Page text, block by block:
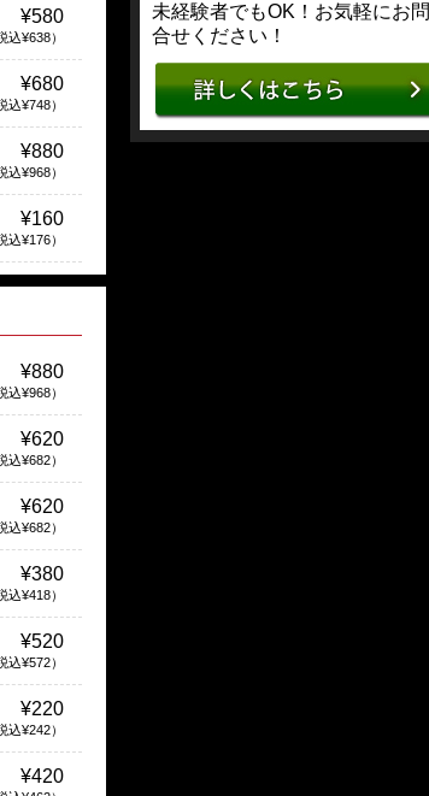
¥580
込¥638）
¥680
込¥748）
¥880
込¥968）
¥160
込¥176）
¥880
込¥968）
¥620
込¥682）
¥620
込¥682）
¥380
込¥418）
¥520
込¥572）
¥220
込¥242）
¥420
未経験者でもOK！お気軽にお問
合せください！